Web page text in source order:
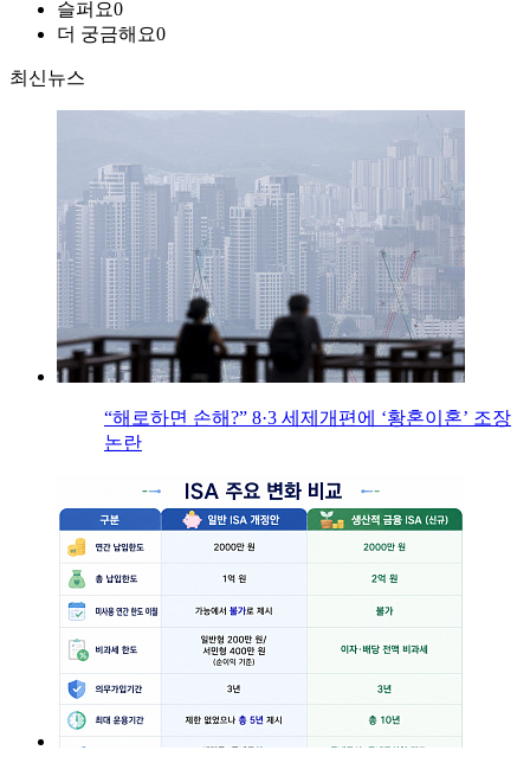
슬퍼요0
더 궁금해요0
최신뉴스
“해로하면 손해?” 8·3 세제개편에 ‘황혼이혼’ 조장
논란